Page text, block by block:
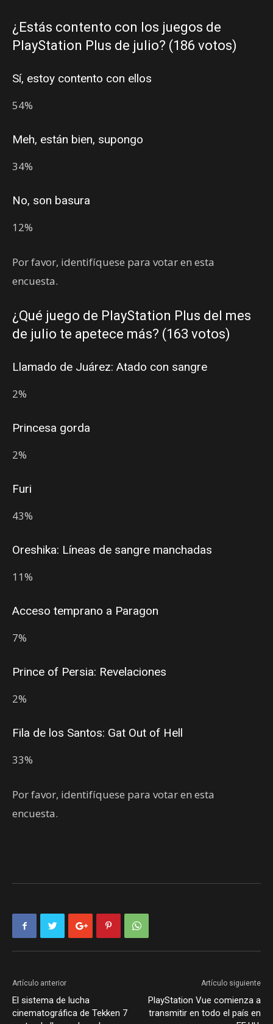
¿Estás contento con los juegos de
PlayStation Plus de julio? (186 votos)
Sí, estoy contento con ellos
54%
Meh, están bien, supongo
34%
No, son basura
12%
Por favor, identifíquese para votar en esta
encuesta.
¿Qué juego de PlayStation Plus del mes
de julio te apetece más? (163 votos)
Llamado de Juárez: Atado con sangre
2%
Princesa gorda
2%
Furi
43%
Oreshika: Líneas de sangre manchadas
11%
Acceso temprano a Paragon
7%
Prince of Persia: Revelaciones
2%
Fila de los Santos: Gat Out of Hell
33%
Por favor, identifíquese para votar en esta
encuesta.
Artículo anterior
El sistema de lucha
cinematográfica de Tekken 7
Artículo siguiente
PlayStation Vue comienza a
transmitir en todo el país en